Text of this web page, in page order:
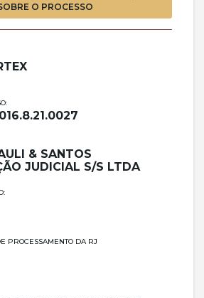
O PROCESSO
& SANTOS
JUDICIAL S/S LTDA
PROCESSAMENTO DA RJ